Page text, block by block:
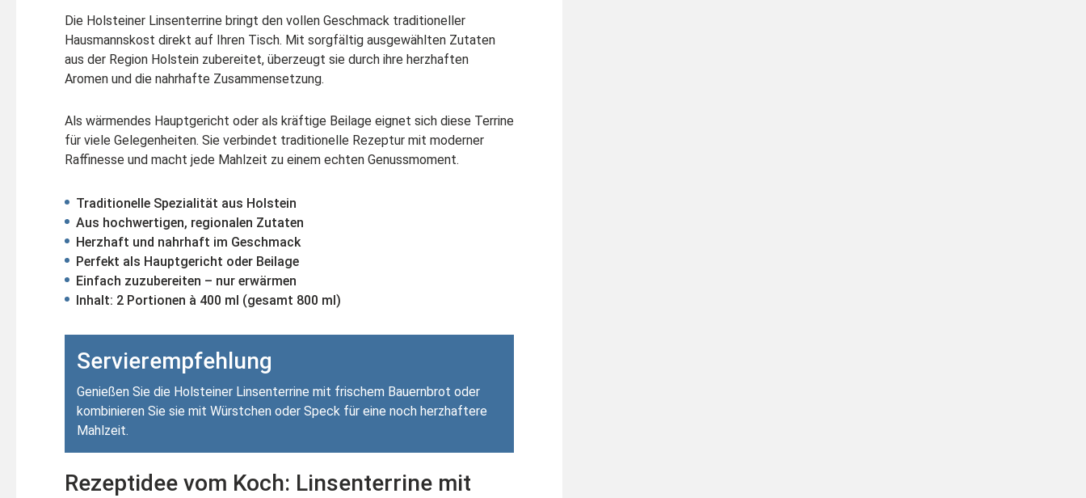
Die Holsteiner Linsenterrine bringt den vollen Geschmack traditioneller
Hausmannskost direkt auf Ihren Tisch. Mit sorgfältig ausgewählten Zutaten
aus der Region Holstein zubereitet, überzeugt sie durch ihre herzhaften
Aromen und die nahrhafte Zusammensetzung.
Als wärmendes Hauptgericht oder als kräftige Beilage eignet sich diese Terrine
für viele Gelegenheiten. Sie verbindet traditionelle Rezeptur mit moderner
Raffinesse und macht jede Mahlzeit zu einem echten Genussmoment.
Traditionelle Spezialität aus Holstein
Aus hochwertigen, regionalen Zutaten
Herzhaft und nahrhaft im Geschmack
Perfekt als Hauptgericht oder Beilage
Einfach zuzubereiten – nur erwärmen
Inhalt: 2 Portionen à 400 ml (gesamt 800 ml)
Servierempfehlung
Genießen Sie die Holsteiner Linsenterrine mit frischem Bauernbrot oder
kombinieren Sie sie mit Würstchen oder Speck für eine noch herzhaftere
Mahlzeit.
Rezeptidee vom Koch: Linsenterrine mit